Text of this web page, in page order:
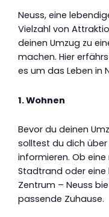
Neuss, eine
Vielzahl von
deinen Umzug zu
machen. Hier
es um das Leben in
1. Wohnen
Bevor du deinen
solltest du dich
informieren. Ob
Stadtrand oder
Zentrum – Neuss
passende Zuhause.